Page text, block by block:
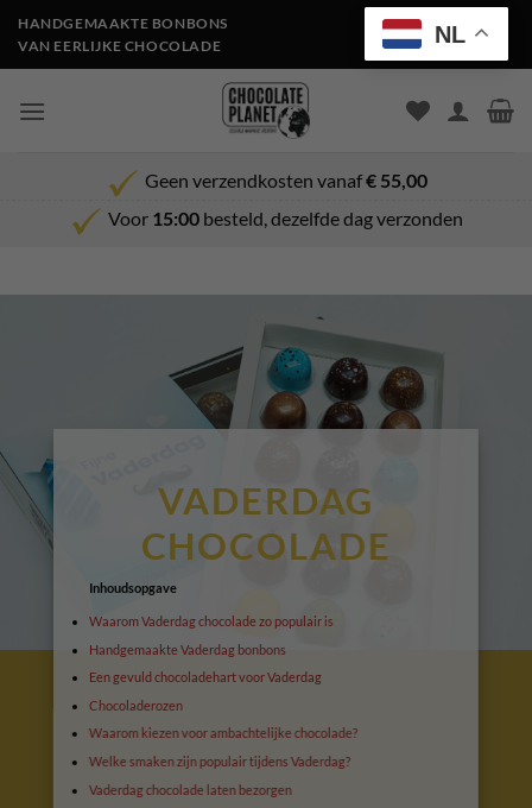
Ga
naar
inhoud
HANDGEMAAKTE BONBONS
VAN EERLIJKE CHOCOLADE
Geen verzendkosten vanaf€ 55,00
Voor 15:00 besteld, dezelfde dag verzonden
VADERDAG
CHOCOLADE
Inhoudsopgave
Waarom Vaderdag chocolade zo populair is
Handgemaakte Vaderdag bonbons
Een gevuld chocoladehart voor Vaderdag
Chocoladerozen
Waarom kiezen voor ambachtelijke chocolade?
Welke smaken zijn populair tijdens Vaderdag?
Vaderdag chocolade laten bezorgen
NL